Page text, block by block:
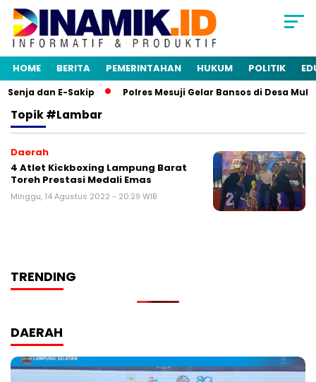
HOME BERITA PEMERINTAHAN HUKUM POLITIK
dan E-Sakip Polres Mesuji Gelar Bansos di Desa
Topik#lambar
Daerah
4 Atlet Kickboxing Lampung Barat
Toreh Prestasi Medali Emas
Minggu, 14 Agustus 2022 - 20:29 WIB
TRENDING
DAERAH